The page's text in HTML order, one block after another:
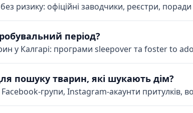
ризику: офіційні заводчики, реєстри,
період?
у Калгарі: програми sleepover та foster to
пошуку тварин, які шукають дім?
групи, Instagram-акаунти притулків,